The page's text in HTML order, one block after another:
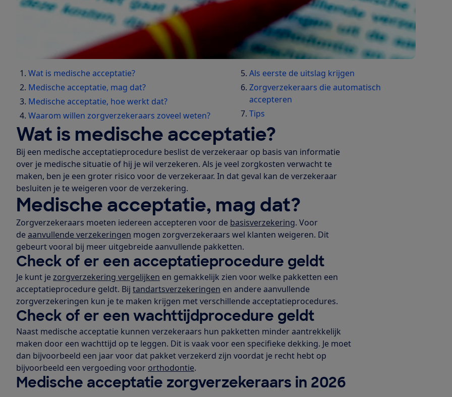
Wat is medische acceptatie?
Medische acceptatie, mag dat?
Medische acceptatie, hoe werkt dat?
Waarom willen zorgverzekeraars zoveel weten?
Als eerste de uitslag krijgen
Zorgverzekeraars die automatisch
accepteren
Tips
Wat is medische acceptatie?
Bij een medische acceptatieprocedure beslist de verzekeraar op basis van informatie
over je medische situatie of hij je wil verzekeren. Als je veel zorgkosten verwacht te
maken, ben je een groter risico voor de verzekeraar. In dat geval kan de verzekeraar
besluiten je te weigeren voor de verzekering.
Medische acceptatie, mag dat?
Zorgverzekeraars moeten iedereen accepteren voor de basisverzekering. Voor
deaanvullende verzekeringen mogen zorgverzekeraars wel klanten weigeren. Dit
gebeurt vooral bij meer uitgebreide aanvullende pakketten.
Check of er een acceptatieprocedure geldt
Je kunt jezorgverzekering vergelijken en gemakkelijk zien voor welke pakketten een
acceptatieprocedure geldt. Bij tandartsverzekeringen en andere aanvullende
zorgverzekeringen kun je te maken krijgen met verschillende acceptatieprocedures.
Check of er een wachttijdprocedure geldt
Naast medische acceptatie kunnen verzekeraars hun pakketten minder aantrekkelijk
maken door een wachttijd op te leggen. Dit is vaak voor een specifieke dekking. Je moet
dan bijvoorbeeld een jaar voor dat pakket verzekerd zijn voordat je recht hebt op
bijvoorbeeld een vergoeding voor orthodontie.
Medische acceptatie zorgverzekeraars in 2026